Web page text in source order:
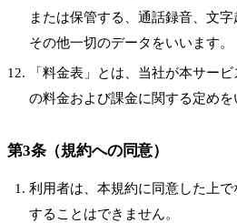
または保管する、通話録音、文
その他一切のデータをいいます。
「料金表」とは、当社が本サー
の料金および課金に関する定めを
第3条（規約への同意）
利用者は、本規約に同意した上
することはできません。